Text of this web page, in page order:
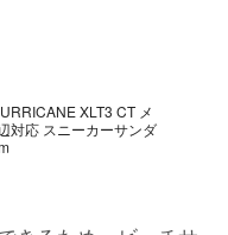
XLT3 CT メ
対応 スニーカーサンダ